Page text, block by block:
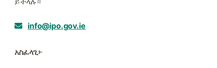
info@ipo.gov.ie
አስፈላጊ፦